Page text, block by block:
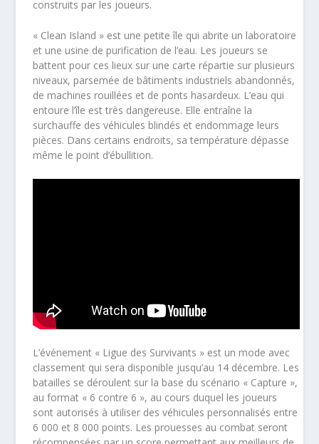
construits par les joueurs.
« Clean Island » est une petite île qui abrite un laboratoire
et une usine de purification de l’eau. Les joueurs se
battent pour ces lieux sur une carte répartie sur plusieurs
niveaux, parsemée de bâtiments industriels abandonnés,
de machines rouillées et de ponts hasardeux. L’eau qui
entoure l’île est très dangereuse. Elle entraîne la
surchauffe des véhicules blindés et endommage leurs
pièces. Dans certains endroits, sa température dépasse
même le point d’ébullition.
L’événement « Ligue des Survivants » est un mode avec
classement qui sera disponible jusqu’au 14 décembre. Les
batailles se déroulent sur la base du scénario « Capture »,
au format « 6 contre 6 », au cours duquel les joueurs
sont autorisés à utiliser des véhicules personnalisés entre
6 000 et 8 000 points. Les prouesses au combat seront